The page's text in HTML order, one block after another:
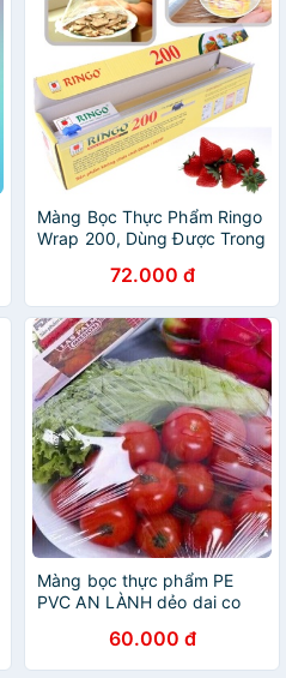
Màng Bọc Thực Phẩm Ringo
Wrap 200, Dùng Được Trong
Toàn, Có Thanh Trượt Cắt
Tiện Lợi
72.000 đ
Màng bọc thực phẩm PE
PVC AN LÀNH dẻo dai co
vi sóng kích thước 30cm x
200mbigsale
60.000 đ